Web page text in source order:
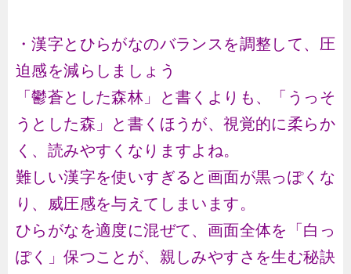
・漢字とひらがなのバランスを調整して、圧
迫感を減らしましょう
「鬱蒼とした森林」と書くよりも、「うっそ
うとした森」と書くほうが、視覚的に柔らか
く、読みやすくなりますよね。
難しい漢字を使いすぎると画面が黒っぽくな
り、威圧感を与えてしまいます。
ひらがなを適度に混ぜて、画面全体を「白っ
ぽく」保つことが、親しみやすさを生む秘訣